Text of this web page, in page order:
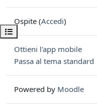
Apri indice del corso
Ospite (Accedi)
Ottieni l'app mobile
Passa al tema standard
Powered by Moodle